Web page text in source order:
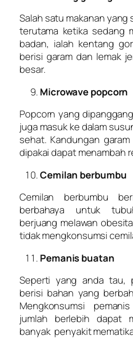
Salah satu makanan yang
terutama ketika sedang
badan, ialah kentang
berisi garam dan lemak
besar.
Microwave popcorn
Popcorn yang
juga masuk ke dalam
sehat. Kandungan
dipakai dapat menambah
Cemilan berbumbu
Cemilan berbumbu
berbahaya untuk
berjuang melawan
tidak mengkonsumsi
Pemanis buatan
Seperti yang anda tau,
berisi bahan yang
Mengkonsumsi
jumlah berlebih dapat
banyak penyakit